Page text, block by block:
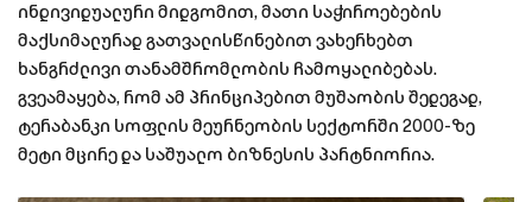
ინდივიდუალური მიდგომით, მათი საჭიროებების
მაქსიმალურად გათვალისწინებით ვახერხებთ
ხანგრძლივი თანამშრომლობის ჩამოყალიბებას.
გვეამაყება, რომ ამ პრინციპებით მუშაობის შედეგად,
ტერაბანკი სოფლის მეურნეობის სექტორში 2000-ზე
მეტი მცირე და საშუალო ბიზნესის პარტნიორია.